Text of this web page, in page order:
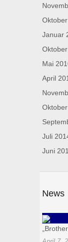
Januar
Mai
April
Juli
Juni
News